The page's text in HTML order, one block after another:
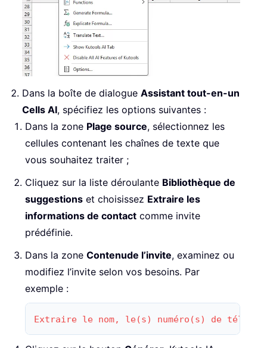
Dans la boîte de dialogue Assistant tout-en-un
Cells AI, spécifiez les options suivantes :
Dans la zone Plage source, sélectionnez les
cellules contenant les chaînes de texte que
vous souhaitez traiter ;
Cliquez sur la liste déroulante Bibliothèque de
suggestions et choisissez Extraire les
informations de contact comme invite
prédéfinie.
Dans la zone Contenude l’invite, examinez ou
modifiez l’invite selon vos besoins. Par
exemple :
Extraire le nom, le(s) numéro(s) de